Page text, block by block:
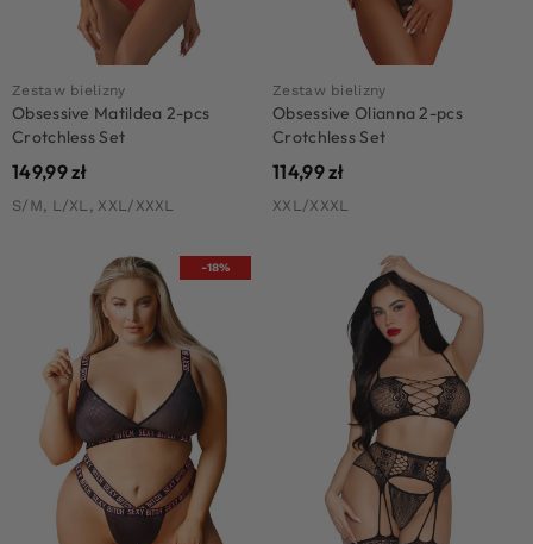
Zestaw bielizny
Obsessive Matildea 2-pcs
Crotchless Set
149,99zł
S/M, L/XL, XXL/XXXL
Zestaw bielizny
Obsessive Olianna 2-pcs
Crotchless Set
114,99zł
XXL/XXXL
-18%